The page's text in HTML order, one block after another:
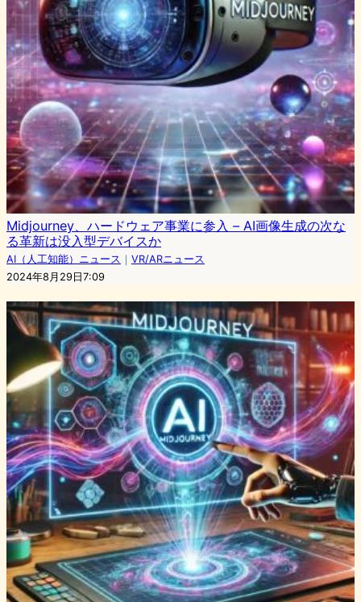
Midjourney、ハードウェア事業に参入 – AI画像生成の次な
る革新は没入型デバイスか
AI（人工知能）ニュース ｜ VR/ARニュース
2024年8月29日7:09